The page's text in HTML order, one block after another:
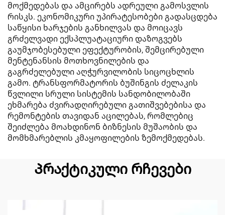
მოქმედებას და ამცირებს ადრეული გამოსვლის
რისკს. ეკონომიკური უპირატესობები გადასცდება
საწყისი ხარჯების განხილვას და მოიცავს
გრძელვადი ექსპლუატაციური დაზოგვებს
გაუმჯობესებული ეფექტურობის, შემცირებული
მენტენანსის მოთხოვნილების და
გაგრძელებული აღჭურვილობის სიცოცხლის
გამო. ტრანსფორმატორის ბუშინგის ძელაკის
წვლილი სრული სისტემის სანდობილობაში
ეხმარება ძვირადღირებული გათიშვებებისა და
რემონტების თავიდან აცილებას, რომლებიც
შეიძლება მოახდინონ ბიზნესის მუშაობის და
მომხმარებლის კმაყოფილების ზემოქმედებას.
Პრაქტიკული რჩევები